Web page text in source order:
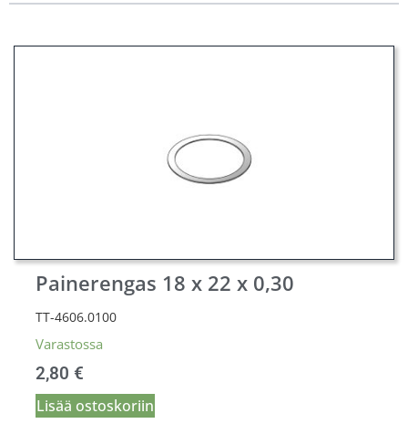
Painerengas 18 x 22 x 0,30
TT-4606.0100
Varastossa
2,80 €
Lisää ostoskoriin